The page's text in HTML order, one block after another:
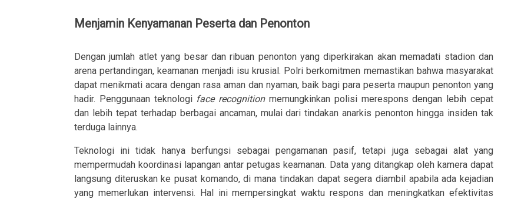
Menjamin Kenyamanan Peserta dan Penonton
Dengan jumlah atlet yang besar dan ribuan penonton yang diperkirakan akan memadati stadion dan
arena pertandingan, keamanan menjadi isu krusial. Polri berkomitmen memastikan bahwa masyarakat
dapat menikmati acara dengan rasa aman dan nyaman, baik bagi para peserta maupun penonton yang
hadir. Penggunaan teknologi face recognitionmemungkinkan polisi merespons dengan lebih cepat
dan lebih tepat terhadap berbagai ancaman, mulai dari tindakan anarkis penonton hingga insiden tak
terduga lainnya.
Teknologi ini tidak hanya berfungsi sebagai pengamanan pasif, tetapi juga sebagai alat yang
mempermudah koordinasi lapangan antar petugas keamanan. Data yang ditangkap oleh kamera dapat
langsung diteruskan ke pusat komando, di mana tindakan dapat segera diambil apabila ada kejadian
yang memerlukan intervensi. Hal ini mempersingkat waktu respons dan meningkatkan efektivitas